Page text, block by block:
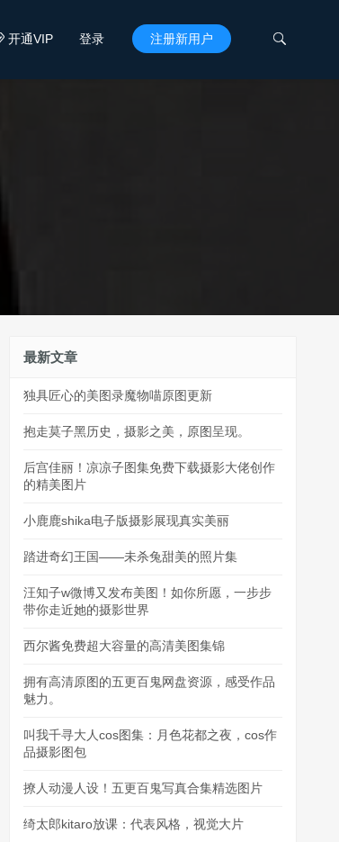
开通VIP 登录 注册新用户 
最新文章
独具匠心的美图录魔物喵原图更新
抱走莫子黑历史，摄影之美，原图呈现。
后宫佳丽！凉凉子图集免费下载摄影大佬创作
的精美图片
小鹿鹿shika电子版摄影展现真实美丽
踏进奇幻王国——未杀兔甜美的照片集
汪知子w微博又发布美图！如你所愿，一步步
带你走近她的摄影世界
西尔酱免费超大容量的高清美图集锦
拥有高清原图的五更百鬼网盘资源，感受作品
魅力。
叫我千寻大人cos图集：月色花都之夜，cos作
品摄影图包
撩人动漫人设！五更百鬼写真合集精选图片
绮太郎kitaro放课：代表风格，视觉大片